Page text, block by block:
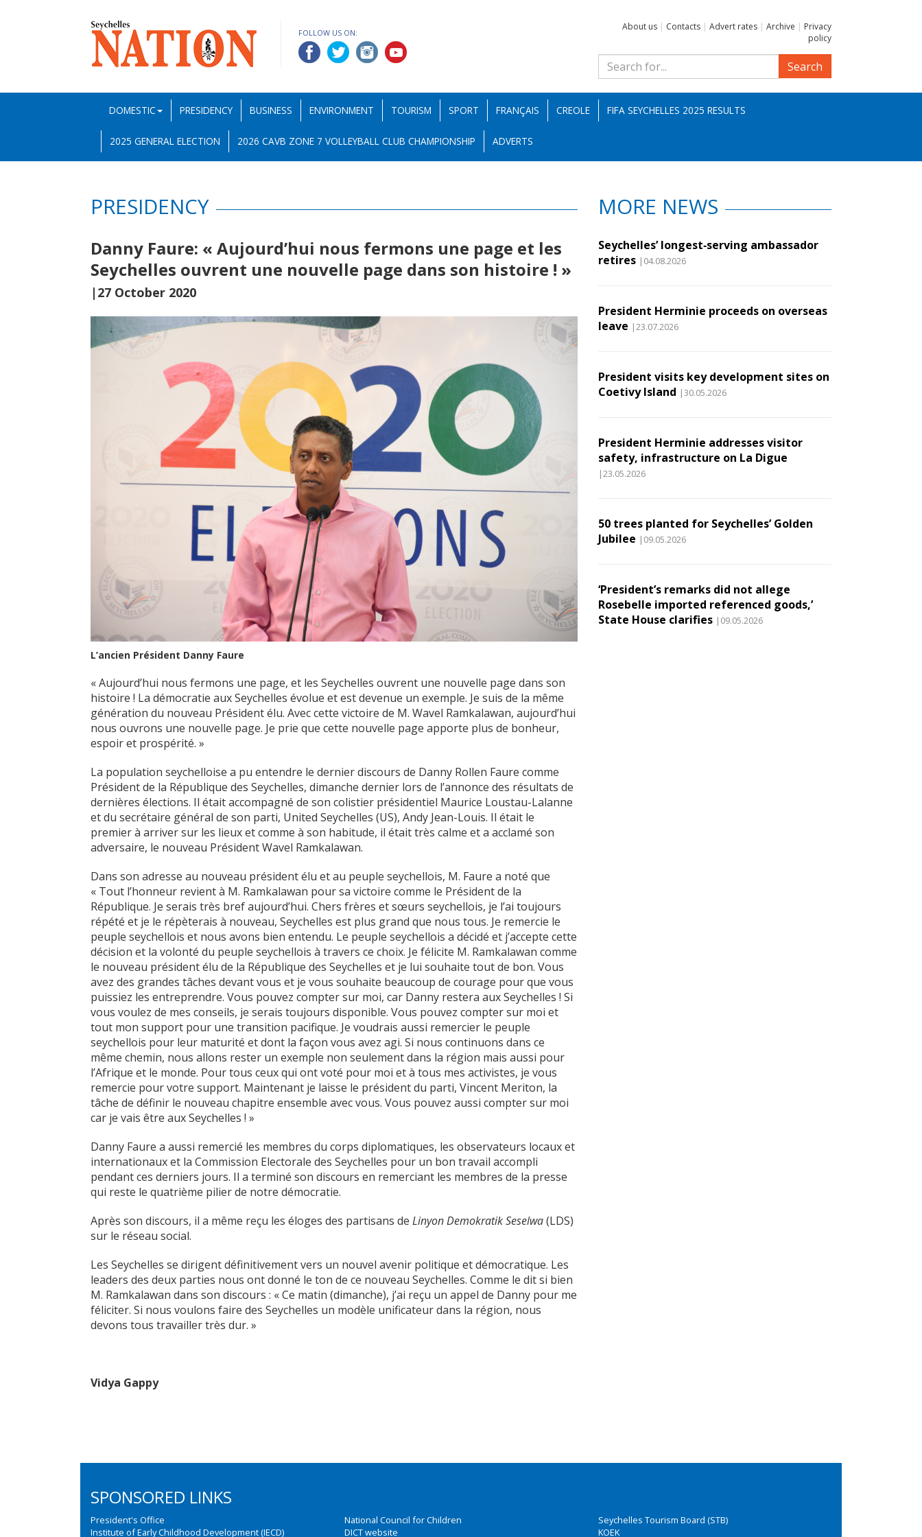
FOLLOW US ON:
About us | Contacts | Advert rates | Archive | Privacy
policy
Search
DOMESTIC PRESIDENCY BUSINESS ENVIRONMENT TOURISM SPORT FRANÇAIS CREOLE FIFA SEYCHELLES 2025 RESULTS
2025 GENERAL ELECTION 2026 CAVB ZONE 7 VOLLEYBALL CLUB CHAMPIONSHIP ADVERTS
PRESIDENCY
Danny Faure: « Aujourd’hui nous fermons une page et les
Seychelles ouvrent une nouvelle page dans son histoire ! »
|27 October 2020
L’ancien Président Danny Faure
« Aujourd’hui nous fermons une page, et les Seychelles ouvrent une nouvelle page dans son
histoire ! La démocratie aux Seychelles évolue et est devenue un exemple. Je suis de la même
génération du nouveau Président élu. Avec cette victoire de M. Wavel Ramkalawan, aujourd’hui
nous ouvrons une nouvelle page. Je prie que cette nouvelle page apporte plus de bonheur,
espoir et prospérité. »
La population seychelloise a pu entendre le dernier discours de Danny Rollen Faure comme
Président de la République des Seychelles, dimanche dernier lors de l’annonce des résultats de
dernières élections. Il était accompagné de son colistier présidentiel Maurice Loustau-Lalanne
et du secrétaire général de son parti, United Seychelles (US), Andy Jean-Louis. Il était le
premier à arriver sur les lieux et comme à son habitude, il était très calme et a acclamé son
adversaire, le nouveau Président Wavel Ramkalawan.
Dans son adresse au nouveau président élu et au peuple seychellois, M. Faure a noté que
« Tout l’honneur revient à M. Ramkalawan pour sa victoire comme le Président de la
République. Je serais très bref aujourd’hui. Chers frères et sœurs seychellois, je l’ai toujours
répété et je le répèterais à nouveau, Seychelles est plus grand que nous tous. Je remercie le
peuple seychellois et nous avons bien entendu. Le peuple seychellois a décidé et j’accepte cette
décision et la volonté du peuple seychellois à travers ce choix. Je félicite M. Ramkalawan comme
le nouveau président élu de la République des Seychelles et je lui souhaite tout de bon. Vous
avez des grandes tâches devant vous et je vous souhaite beaucoup de courage pour que vous
puissiez les entreprendre. Vous pouvez compter sur moi, car Danny restera aux Seychelles ! Si
vous voulez de mes conseils, je serais toujours disponible. Vous pouvez compter sur moi et
tout mon support pour une transition pacifique. Je voudrais aussi remercier le peuple
seychellois pour leur maturité et dont la façon vous avez agi. Si nous continuons dans ce
même chemin, nous allons rester un exemple non seulement dans la région mais aussi pour
l’Afrique et le monde. Pour tous ceux qui ont voté pour moi et à tous mes activistes, je vous
remercie pour votre support. Maintenant je laisse le président du parti, Vincent Meriton, la
tâche de définir le nouveau chapitre ensemble avec vous. Vous pouvez aussi compter sur moi
car je vais être aux Seychelles ! »
Danny Faure a aussi remercié les membres du corps diplomatiques, les observateurs locaux et
internationaux et la Commission Electorale des Seychelles pour un bon travail accompli
pendant ces derniers jours. Il a terminé son discours en remerciant les membres de la presse
qui reste le quatrième pilier de notre démocratie.
Après son discours, il a même reçu les éloges des partisans de Linyon Demokratik Seselwa(LDS)
sur le réseau social.
Les Seychelles se dirigent définitivement vers un nouvel avenir politique et démocratique. Les
leaders des deux parties nous ont donné le ton de ce nouveau Seychelles. Comme le dit si bien
M. Ramkalawan dans son discours : « Ce matin (dimanche), j’ai reçu un appel de Danny pour me
féliciter. Si nous voulons faire des Seychelles un modèle unificateur dans la région, nous
devons tous travailler très dur. »
Vidya Gappy
MORE NEWS
Seychelles’ longest‑serving ambassador
retires |04.08.2026
President Herminie proceeds on overseas
leave |23.07.2026
President visits key development sites on
Coetivy Island |30.05.2026
President Herminie addresses visitor
safety, infrastructure on La Digue
|23.05.2026
50 trees planted for Seychelles’ Golden
Jubilee |09.05.2026
‘President’s remarks did not allege
Rosebelle imported referenced goods,’
State House clarifies |09.05.2026
SPONSORED LINKS
President's Office
Institute of Early Childhood Development (IECD)
National Council for Children
DICT website
Seychelles Tourism Board (STB)
KOEK